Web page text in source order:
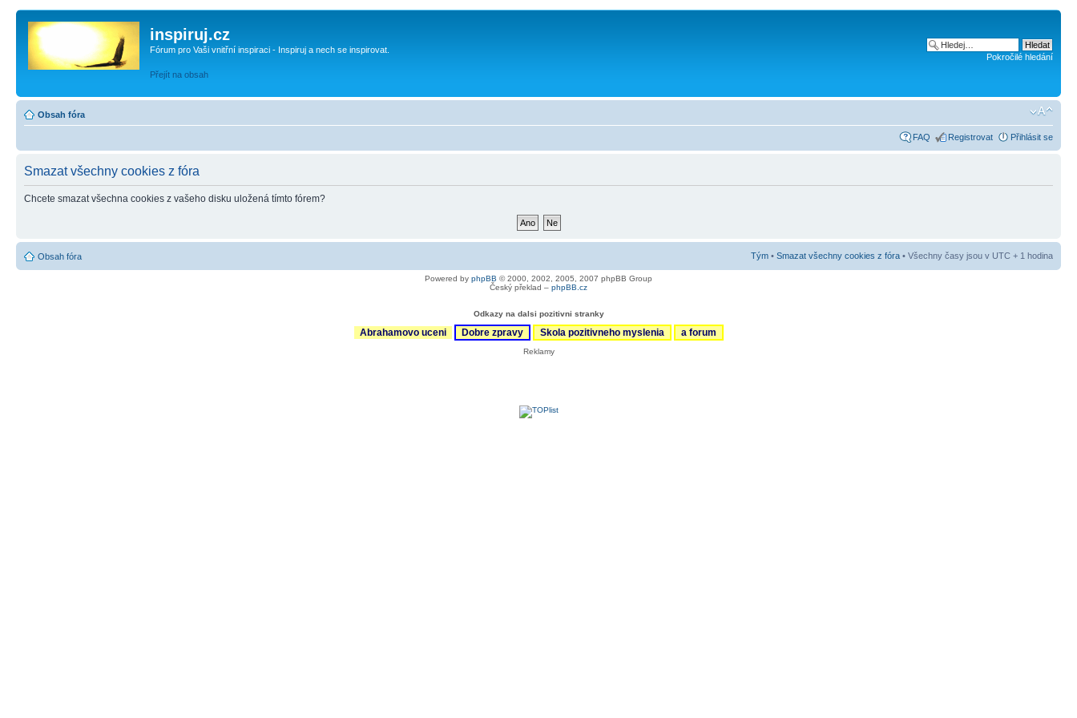
inspiruj.cz
Fórum pro Vaši vnitřní inspiraci - Inspiruj a nech se inspirovat.
Přejít na obsah
Pokročilé hledání
Obsah fóra
FAQ Registrovat Přihlásit se
Smazat všechny cookies z fóra
Chcete smazat všechna cookies z vašeho disku uložená tímto fórem?
Obsah fóra Tým • Smazat všechny cookies z fóra • Všechny časy jsou v UTC + 1 hodina
Powered by phpBB © 2000, 2002, 2005, 2007 phpBB Group
Český překlad – phpBB.cz
Odkazy na dalsi pozitivni stranky
Abrahamovo uceni Dobre zpravy Skola pozitivneho myslenia a forum
Reklamy